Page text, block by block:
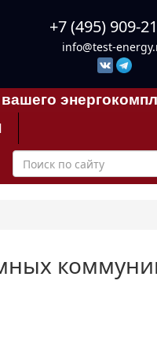
+7 (495) 909-
info@test-